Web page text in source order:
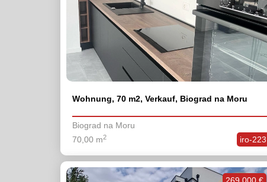
Wohnung, 70 m2, Verkauf, Biograd na Moru
Biograd na Moru
iro-223
70,00 m2